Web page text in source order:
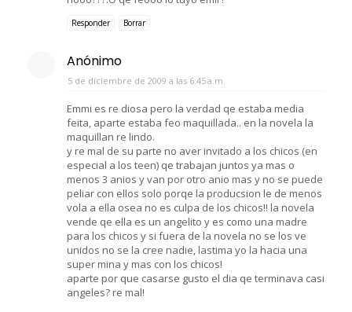
Responder Borrar
Anónimo
5 de diciembre de 2009 a las 6:45 a.m.
Emmi es re diosa pero la verdad qe estaba media
feita, aparte estaba feo maquillada.. en la novela la
maquillan re lindo.
y re mal de su parte no aver invitado a los chicos (en
especial a los teen) qe trabajan juntos ya mas o
menos 3 anios y van por otro anio mas y no se puede
peliar con ellos solo porqe la producsion le de menos
vola a ella osea no es culpa de los chicos!! la novela
vende qe ella es un angelito y es como una madre
para los chicos y si fuera de la novela no se los ve
unidos no se la cree nadie, lastima yo la hacia una
super mina y mas con los chicos!
aparte por que casarse gusto el dia qe terminava casi
angeles? re mal!